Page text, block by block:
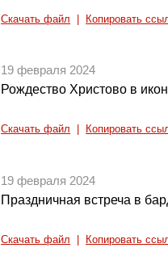
Скачать файл Копировать
19 февраля 2024
Рождество Христово в
Скачать файл Копировать
19 февраля 2024
Праздничная встреча в
Скачать файл Копировать